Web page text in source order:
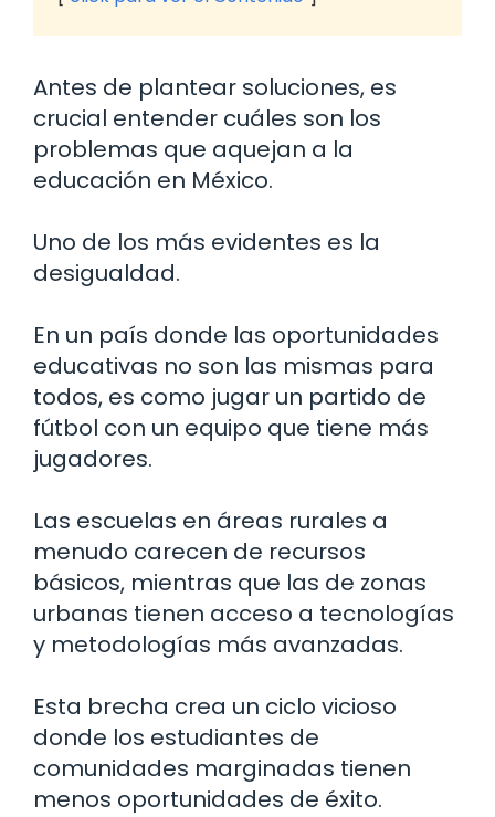
Antes de plantear soluciones, es
crucial entender cuáles son los
problemas que aquejan a la
educación en México.
Uno de los más evidentes es la
desigualdad.
En un país donde las oportunidades
educativas no son las mismas para
todos, es como jugar un partido de
fútbol con un equipo que tiene más
jugadores.
Las escuelas en áreas rurales a
menudo carecen de recursos
básicos, mientras que las de zonas
urbanas tienen acceso a tecnologías
y metodologías más avanzadas.
Esta brecha crea un ciclo vicioso
donde los estudiantes de
comunidades marginadas tienen
menos oportunidades de éxito.